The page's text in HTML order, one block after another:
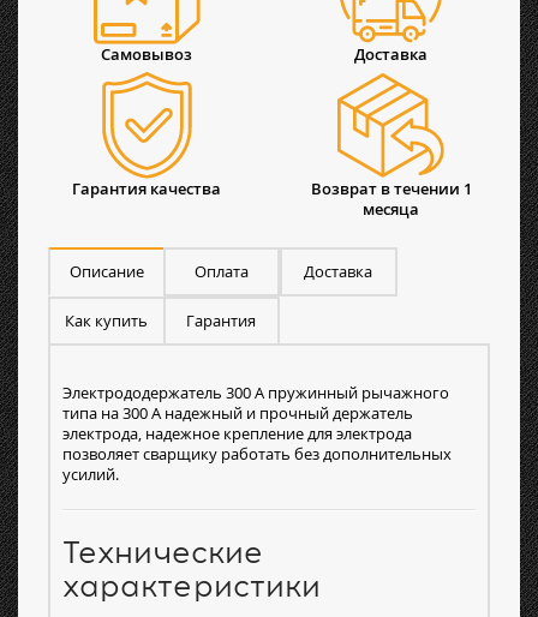
Самовывоз Доставка
Гарантия качества
Возврат в течении 1
месяца
Описание Оплата Доставка
Как купить Гарантия
Электрододержатель 300 А пружинный рычажного
типа на 300 А надежный и прочный держатель
электрода, надежное крепление для электрода
позволяет сварщику работать без дополнительных
усилий.
Технические
характеристики